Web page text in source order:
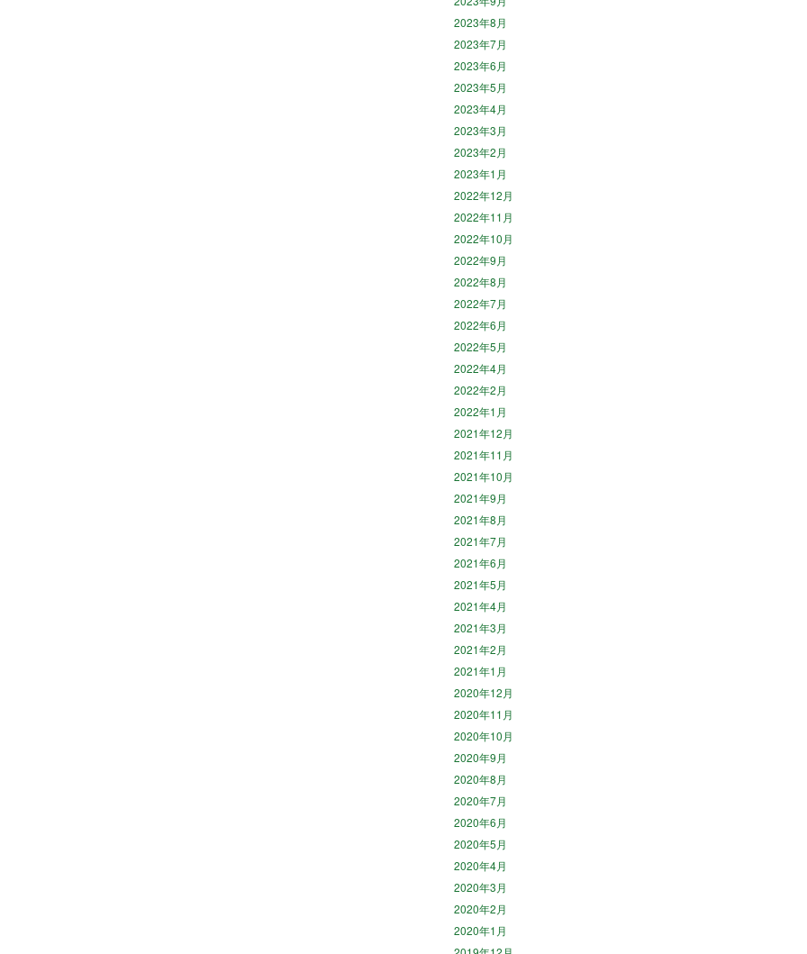
2023年8月
2023年7月
2023年6月
2023年5月
2023年4月
2023年3月
2023年2月
2023年1月
2022年12月
2022年11月
2022年10月
2022年9月
2022年8月
2022年7月
2022年6月
2022年5月
2022年4月
2022年2月
2022年1月
2021年12月
2021年11月
2021年10月
2021年9月
2021年8月
2021年7月
2021年6月
2021年5月
2021年4月
2021年3月
2021年2月
2021年1月
2020年12月
2020年11月
2020年10月
2020年9月
2020年8月
2020年7月
2020年6月
2020年5月
2020年4月
2020年3月
2020年2月
2020年1月